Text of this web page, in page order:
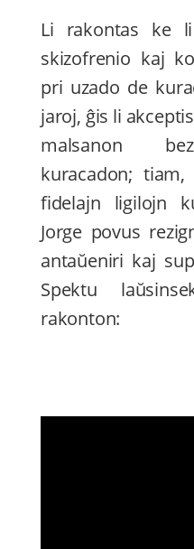
Li rakontas ke
skizofrenio kaj
pri uzado de
jaroj, ĝis li
malsanon
kuracadon;
fidelajn ligilojn
Jorge povus
antaŭeniri kaj
Spektu
rakonton: